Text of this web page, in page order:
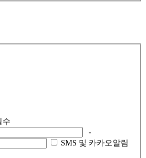
-
SMS 및 카카오알림